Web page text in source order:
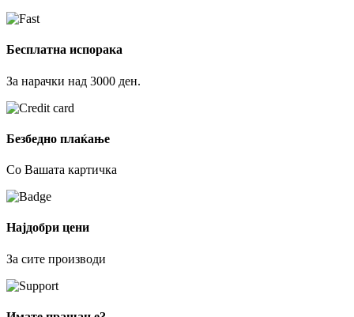
Бесплатна испорака
За нарачки над 3000 ден.
Безбедно плаќање
Со Вашата картичка
Најдобри цени
За сите производи